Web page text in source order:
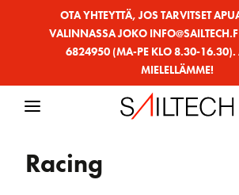
OTA YHTEYTTÄ, JOS TARVITSET
VALINNASSA JOKO
6824950 (MA-PE KLO 8.30-16.30).
MIELELLÄMME!
Racing